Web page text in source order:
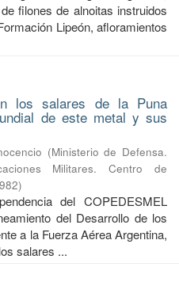
filones de alnoitas instruidos
Lipeón, afloramientos
los salares de la Puna
de este metal y sus
(Ministerio de Defensa.
Militares. Centro de
)
del COPEDESMEL
del Desarrollo de los
a la Fuerza Aérea Argentina,
salares ...